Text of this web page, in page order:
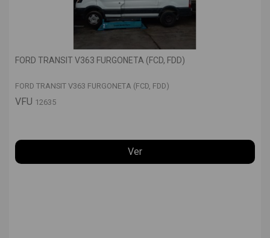
FORD TRANSIT V363 FURGONETA (FCD, FDD)
FORD TRANSIT V363 FURGONETA (FCD, FDD)
VFU 12635
Ver